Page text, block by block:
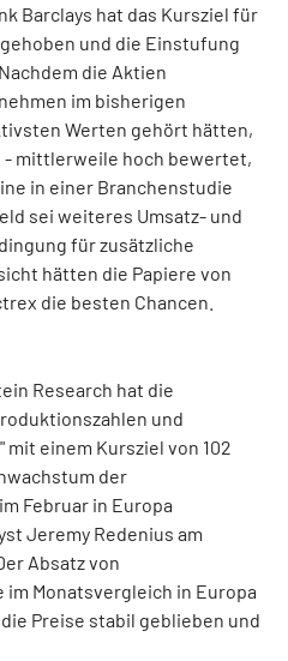
Barclays hat das Kursziel für
und die Einstufung
die Aktien
im bisherigen
Werten gehört hätten,
- mittlerweile hoch bewertet,
in einer Branchenstudie
sei weiteres Umsatz- und
für zusätzliche
hätten die Papiere von
die besten Chancen.
Research hat die
und
einem Kursziel von 102
der
Februar in Europa
Jeremy Redenius am
Absatz von
Monatsvergleich in Europa
Preise stabil geblieben und